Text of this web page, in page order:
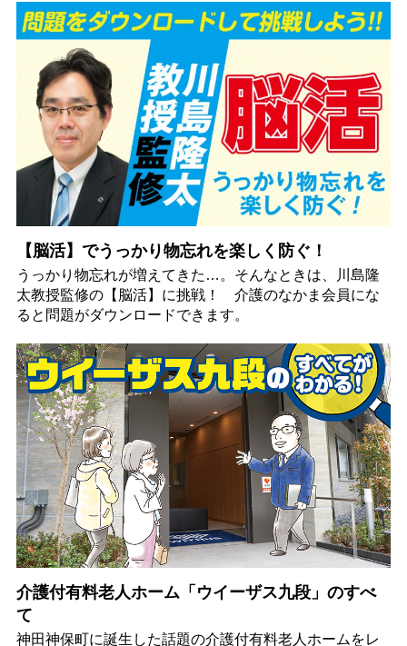
【脳活】でうっかり物忘れを楽しく防ぐ！
うっかり物忘れが増えてきた…。そんなときは、川島隆
太教授監修の【脳活】に挑戦！ 介護のなかま会員にな
ると問題がダウンロードできます。
介護付有料老人ホーム「ウイーザス九段」のすべ
て
神田神保町に誕生した話題の介護付有料老人ホームをレ